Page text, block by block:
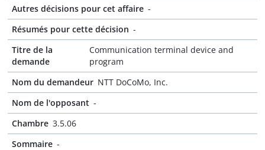
Autres décisions pour cet affaire -
Résumés pour cette décision -
Titre de la
demande
Communication terminal device and
program
Nom du demandeur NTT DoCoMo, Inc.
Nom de l'opposant -
Chambre 3.5.06
Sommaire -